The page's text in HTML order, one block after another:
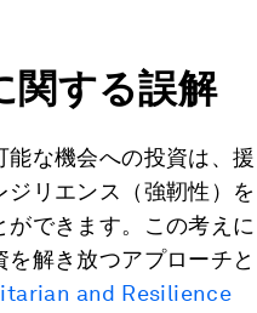
関する誤解
能な機会への投資は、援
リエンス（強靭性）を
できます。この考えに
解き放つアプローチと
and Resilience